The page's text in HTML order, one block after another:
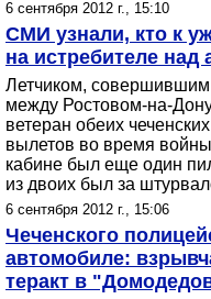
6 сентября 2012 г., 15:10
СМИ узнали, кто к
на истребителе над
Летчиком,
между Ростовом-на-
ветеран обеих
вылетов во время войны
кабине был еще один
из двоих был за
6 сентября 2012 г., 15:06
Чеченского
автомобиле:
теракт в